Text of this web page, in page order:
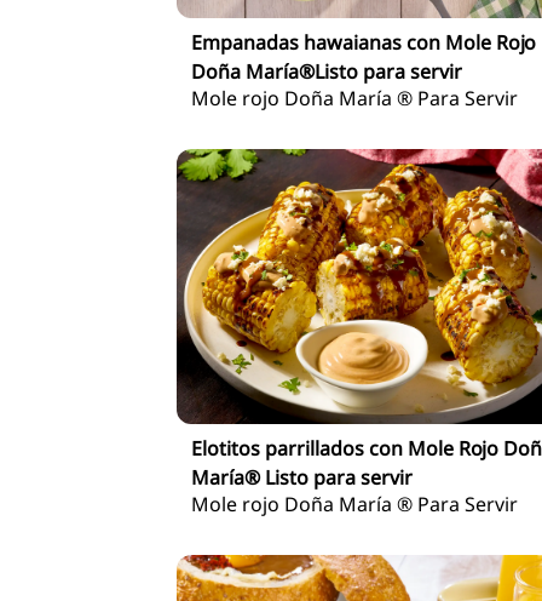
Empanadas hawaianas con Mole Rojo
Doña María®Listo para servir
Mole rojo Doña María ® Para Servir
Elotitos parrillados con Mole Rojo
María® Listo para servir
Mole rojo Doña María ® Para Servir